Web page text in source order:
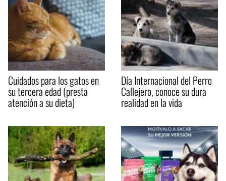
Cuidados para los gatos en
su tercera edad (presta
atención a su dieta)
Día Internacional del Perro
Callejero, conoce su dura
realidad en la vida